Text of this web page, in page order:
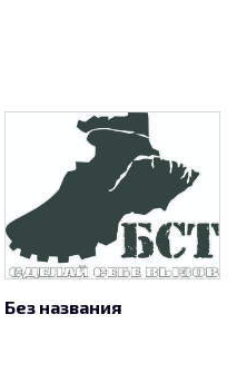
Без названия